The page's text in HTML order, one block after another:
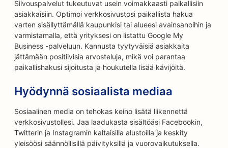
Siivouspalvelut tukeutuvat usein voimakkaasti paikallisiin
asiakkaisiin. Optimoi verkkosivustosi paikallista hakua
varten sisällyttämällä kaupunkisi tai alueesi avainsanoihin ja
varmistamalla, että yrityksesi on listattu Google My
Business -palveluun. Kannusta tyytyväisiä asiakkaita
jättämään positiivisia arvosteluja, mikä voi parantaa
paikallishakusi sijoitusta ja houkutella lisää kävijöitä.
Hyödynnä sosiaalista mediaa
Sosiaalinen media on tehokas keino lisätä liikennettä
verkkosivustollesi. Jaa laadukasta sisältöäsi Facebookin,
Twitterin ja Instagramin kaltaisilla alustoilla ja keskity
yleisöösi säännöllisillä päivityksillä ja vuorovaikutuksella.